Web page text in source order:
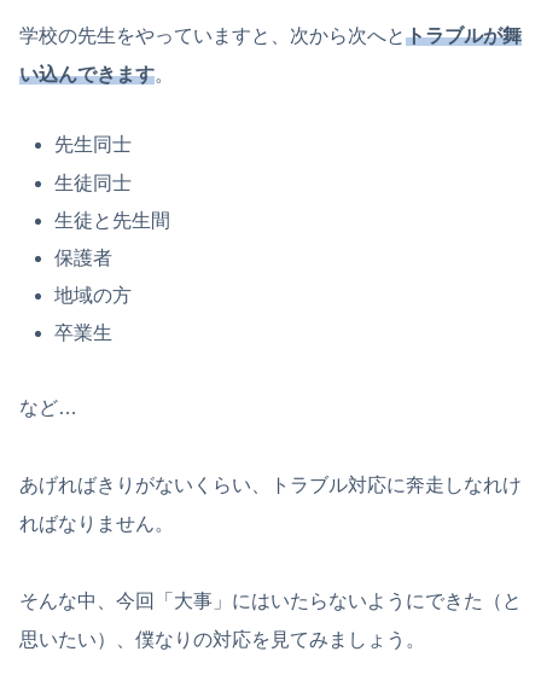
学校の先生をやっていますと、次から次へとトラブルが舞
い込んできます。
先生同士
生徒同士
生徒と先生間
保護者
地域の方
卒業生
など…
あげればきりがないくらい、トラブル対応に奔走しなれけ
ればなりません。
そんな中、今回「大事」にはいたらないようにできた（と
思いたい）、僕なりの対応を見てみましょう。